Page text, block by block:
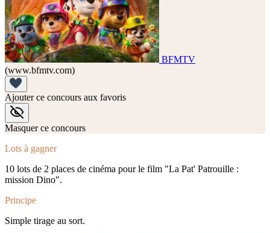
BFMTV
(www.bfmtv.com)
Ajouter ce concours aux favoris
Masquer ce concours
Lots à gagner
10 lots de 2 places de cinéma pour le film "La Pat' Patrouille :
mission Dino".
Principe
Simple tirage au sort.